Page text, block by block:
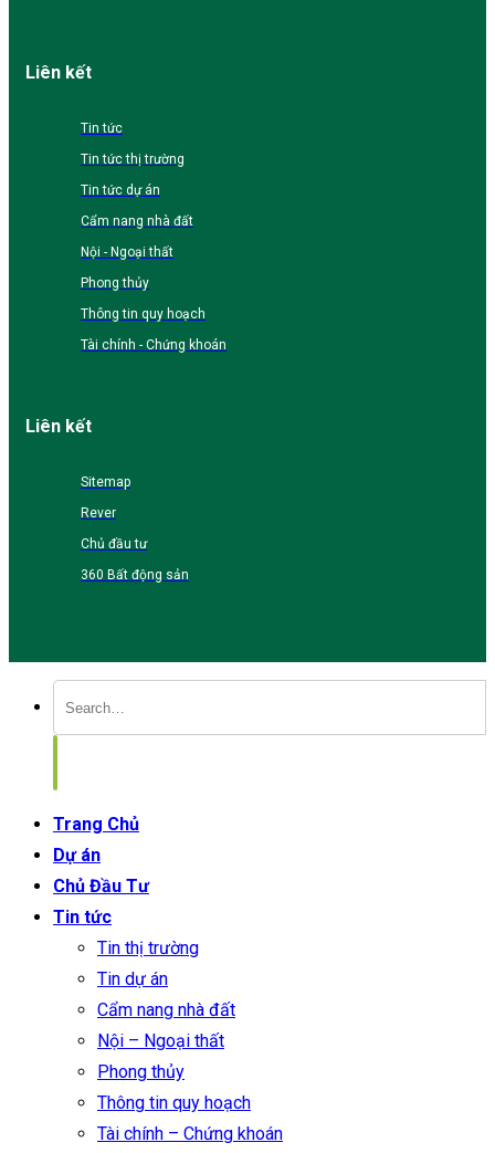
Liên kết
Tin tức
Tin tức thị trường
Tin tức dự án
Cẩm nang nhà đất
Nội - Ngoại thất
Phong thủy
Thông tin quy hoạch
Tài chính - Chứng khoán
Liên kết
Sitemap
Rever
Chủ đầu tư
360 Bất động sản
Trang Chủ
Dự án
Chủ Đầu Tư
Tin tức
Tin thị trường
Tin dự án
Cẩm nang nhà đất
Nội – Ngoại thất
Phong thủy
Thông tin quy hoạch
Tài chính – Chứng khoán